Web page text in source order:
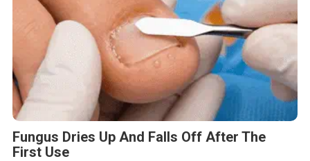
Fungus Dries Up And Falls Off After The
First Use